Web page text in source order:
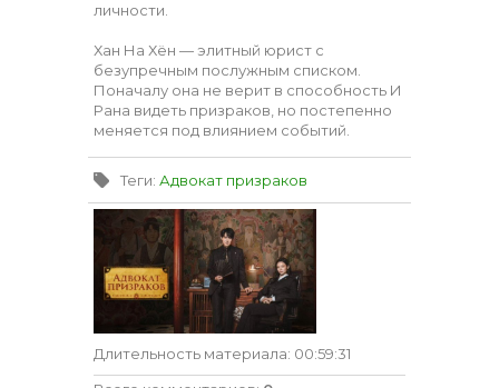
личности.
Хан На Хён — элитный юрист с
безупречным послужным списком.
Поначалу она не верит в способность И
Рана видеть призраков, но постепенно
меняется под влиянием событий.
Теги: Адвокат призраков
Длительность материала: 00:59:31